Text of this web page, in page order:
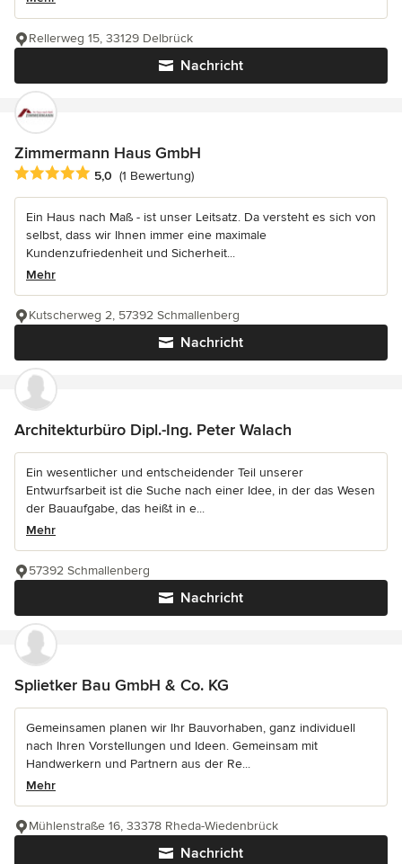
Nachricht
Rellerweg 15, 33129 Delbrück
Zimmermann Haus GmbH
Durchschnittliche Bewertung: 5 von 5 Sternen
5,0 (1 Bewertung)
Ein Haus nach Maß - ist unser Leitsatz. Da versteht es sich von
selbst, dass wir Ihnen immer eine maximale
Kundenzufriedenheit und Sicherheit...
Mehr
Nachricht
Kutscherweg 2, 57392 Schmallenberg
Architekturbüro Dipl.-Ing. Peter Walach
Ein wesentlicher und entscheidender Teil unserer
Entwurfsarbeit ist die Suche nach einer Idee, in der das Wesen
der Bauaufgabe, das heißt in e...
Mehr
Nachricht
57392 Schmallenberg
Splietker Bau GmbH & Co. KG
Gemeinsamen planen wir Ihr Bauvorhaben, ganz individuell
nach Ihren Vorstellungen und Ideen. Gemeinsam mit
Handwerkern und Partnern aus der Re...
Mehr
Nachricht
Mühlenstraße 16, 33378 Rheda-Wiedenbrück